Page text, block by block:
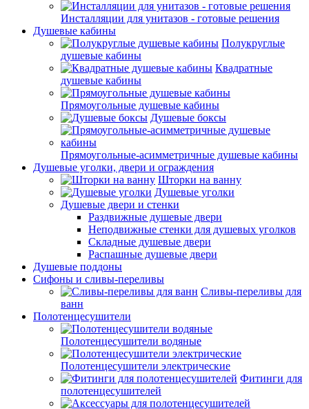
Инсталляции для унитазов - готовые решения
Душевые кабины
Полукруглые
душевые кабины
Квадратные
душевые кабины
Прямоугольные душевые кабины
Душевые боксы
Прямоугольные-асимметричные душевые кабины
Душевые уголки, двери и ограждения
Шторки на ванну
Душевые уголки
Душевые двери и стенки
Раздвижные душевые двери
Неподвижные стенки для душевых уголков
Складные душевые двери
Распашные душевые двери
Душевые поддоны
Сифоны и сливы-переливы
Сливы-переливы для
ванн
Полотенцесушители
Полотенцесушители водяные
Полотенцесушители электрические
Фитинги для
полотенцесушителей